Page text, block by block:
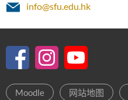
info@sfu.edu.hk
Moodle 网站地图